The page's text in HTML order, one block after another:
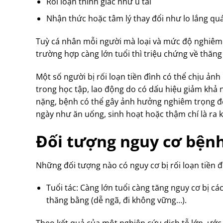
Nhận thức hoặc tâm lý thay đổi như lo lắng
Tuỳ cá nhân mỗi người mà loại và mức độ
trường hợp càng lớn tuổi thì triệu chứng về thăng
Một số người bị rối loạn tiền đình có thể chịu
trong học tập, lao động do có dấu hiệu giảm
nặng, bệnh có thể gây ảnh hưởng nghiêm trọng
ngày như ăn uống, sinh hoạt hoặc thậm chí là ra
Đối tượng nguy cơ
Những đối tượng nào có nguy cơ bị rối loạn tiền
Tuổi tác: Càng lớn tuổi càng tăng nguy cơ bị
thăng bằng (dễ ngã, đi không vững…).